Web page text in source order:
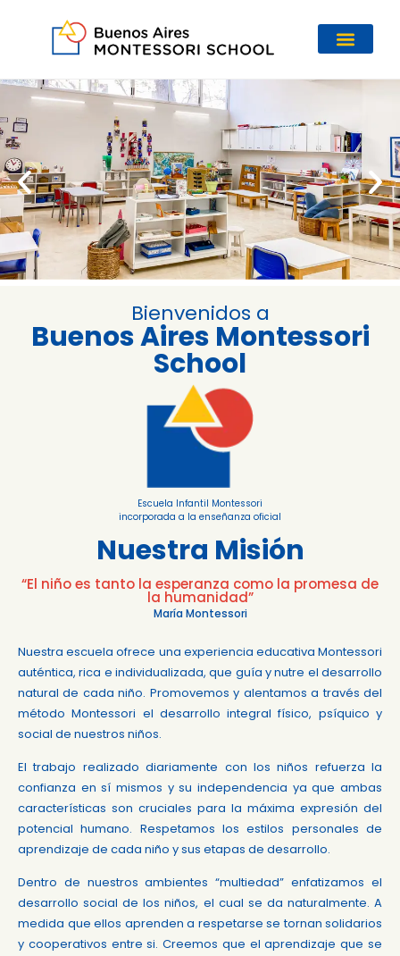
Bienvenidos a
Buenos Aires Montessori
School
Escuela Infantil Montessori
incorporada a la enseñanza oficial
Nuestra Misión
“El niño es tanto la esperanza como la promesa de
la humanidad”
María Montessori
Nuestra escuela ofrece una experiencia educativa Montessori
auténtica, rica e individualizada, que guía y nutre el desarrollo
natural de cada niño. Promovemos y alentamos a través del
método Montessori el desarrollo integral físico, psíquico y
social de nuestros niños.
El trabajo realizado diariamente con los niños refuerza la
confianza en sí mismos y su independencia ya que ambas
características son cruciales para la máxima expresión del
potencial humano. Respetamos los estilos personales de
aprendizaje de cada niño y sus etapas de desarrollo.
Dentro de nuestros ambientes “multiedad” enfatizamos el
desarrollo social de los niños, el cual se da naturalmente. A
medida que ellos aprenden a respetarse se tornan solidarios
y cooperativos entre si. Creemos que el aprendizaje que se